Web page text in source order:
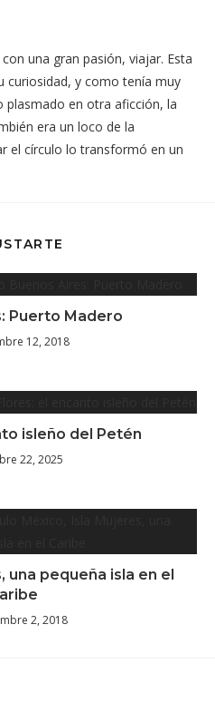
una gran pasión, viajar. Esta
curiosidad, y como tenía muy
en otra aficción, la
era un loco de la
el círculo lo transformó en un
Puerto Madero
12, 2018
isleño del Petén
22, 2025
una pequeña isla en el
2, 2018